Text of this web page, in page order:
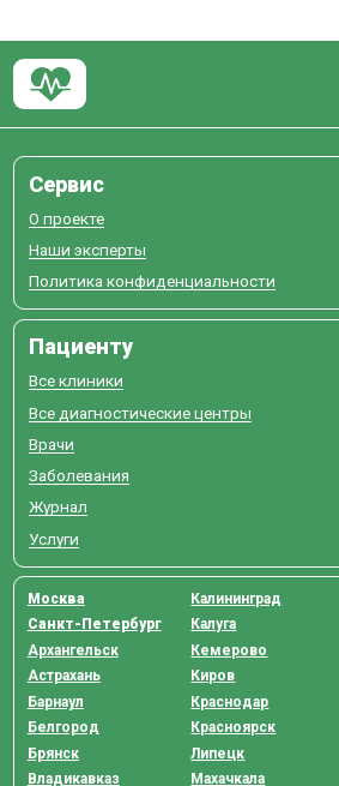
Сервис
О проекте
Наши эксперты
Политика конфиденциальности
Пациенту
Все клиники
Все диагностические центры
Врачи
Заболевания
Журнал
Услуги
Москва
Санкт-Петербург
Архангельск
Астрахань
Барнаул
Белгород
Брянск
Владикавказ
Калининград
Калуга
Кемерово
Киров
Краснодар
Красноярск
Липецк
Махачкала